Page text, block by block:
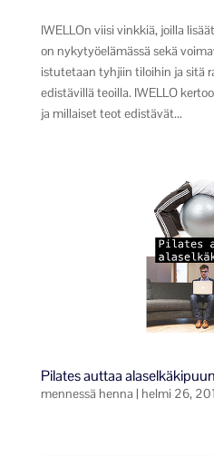
IWELLOn viisi vinkkiä, joilla
on nykytyöelämässä sekä
istutetaan tyhjiin tiloihin ja sitä
edistävillä teoilla. IWELLO
ja millaiset teot edistävät...
Pilates auttaa alaselkäkipuun
mennessä henna | helmi 26,